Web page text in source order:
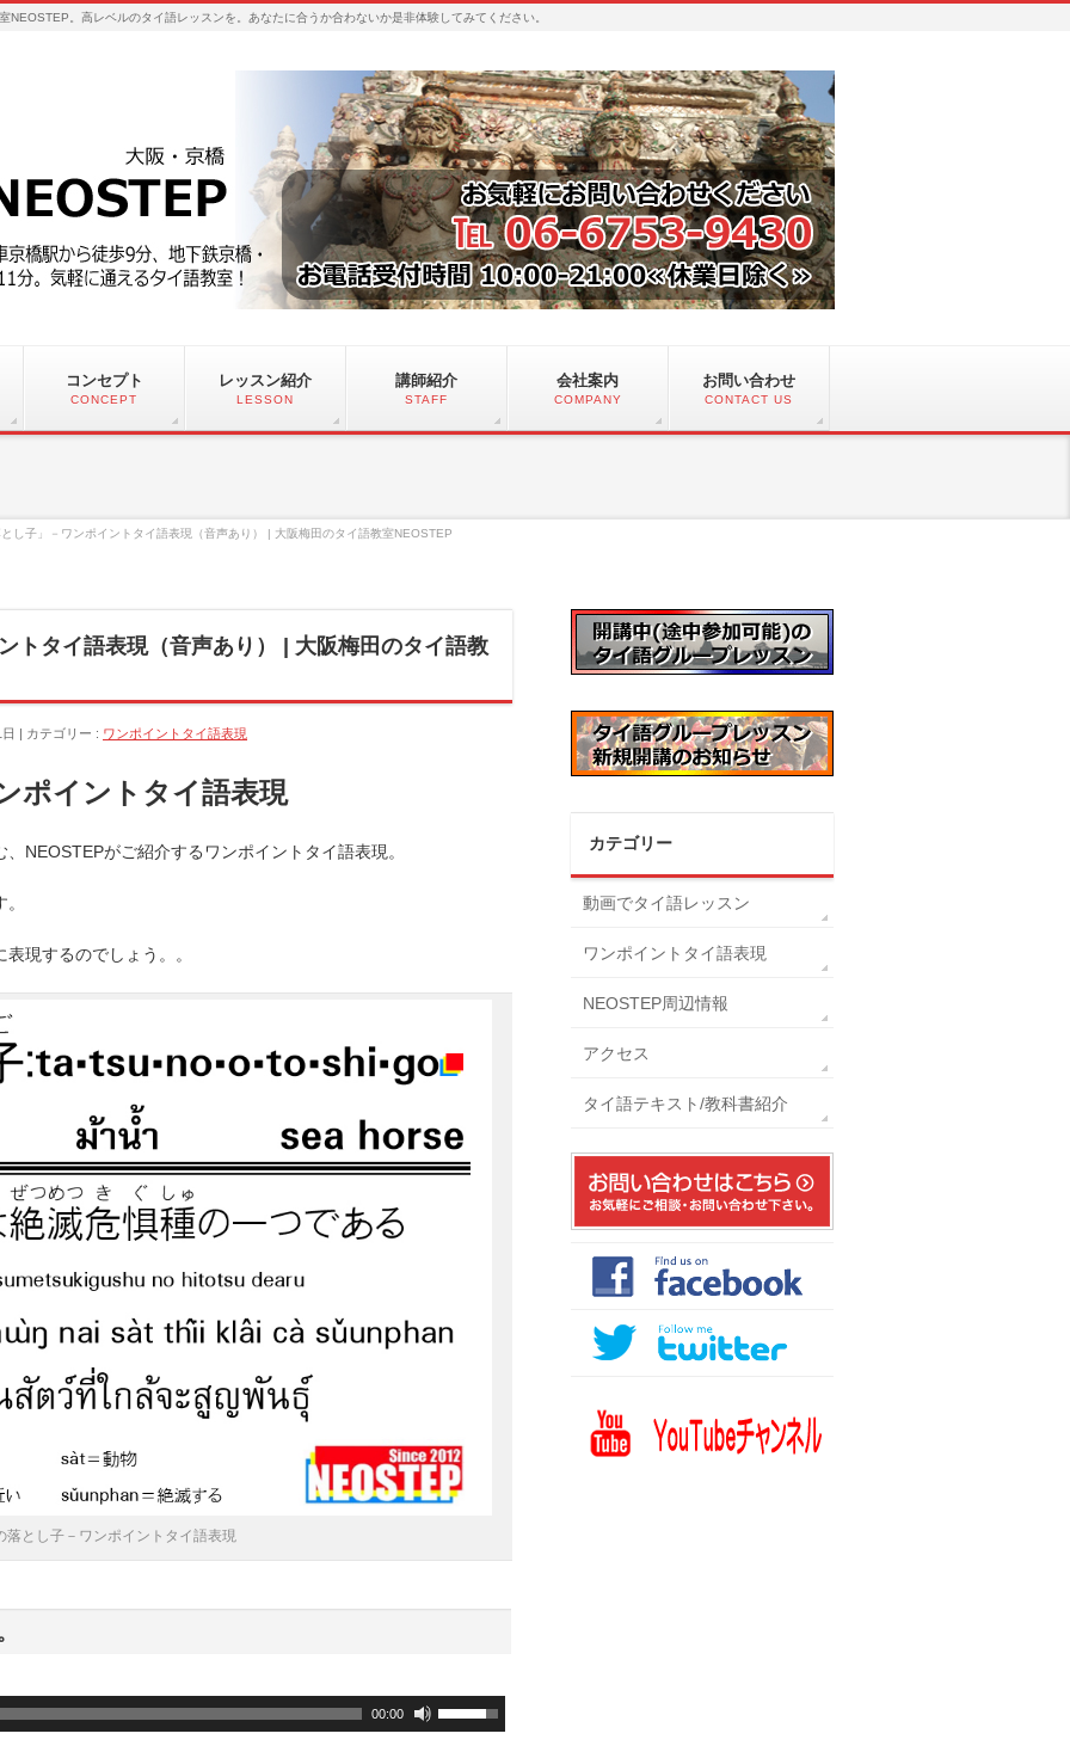
。高レベルのタイ語レッスンを。あなたに合うか合わないか是非体験してみてください。
コンセプト
CONCEPT
レッスン紹介
LESSON
講師紹介
STAFF
会社案内
COMPANY
お問い合わせ
CONTACT US
し子」－ワンポイントタイ語表現（音声あり） | 大阪梅田のタイ語教室NEOSTEP
トタイ語表現（音声あり） | 大阪梅田のタイ語教
カテゴリー : ワンポイントタイ語表現
ポイントタイ語表現
NEOSTEPがご紹介するワンポイントタイ語表現。
現するのでしょう。。
落とし子－ワンポイントタイ語表現
00:00
ボ
リ
カテゴリー
動画でタイ語レッスン
ワンポイントタイ語表現
NEOSTEP周辺情報
アクセス
タイ語テキスト/教科書紹介